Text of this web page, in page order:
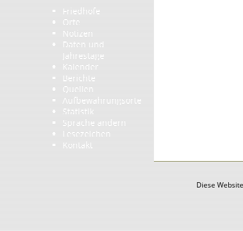
Friedhöfe
Orte
Notizen
Daten und
Jahrestage
Kalender
Berichte
Quellen
Aufbewahrungsorte
Statistik
Sprache ändern
Lesezeichen
Kontakt
Diese